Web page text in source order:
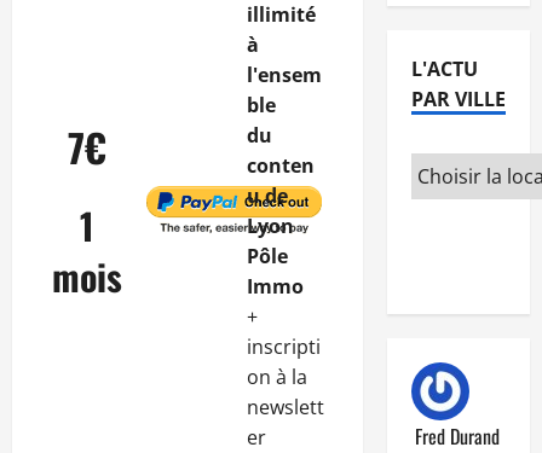
7€
1
mois
illimité
à
l'ensem
ble
du
conten
u de
Lyon
Pôle
Immo
+
inscripti
on à la
newslett
er
L'ACTU
PAR VILLE
Fred Durand